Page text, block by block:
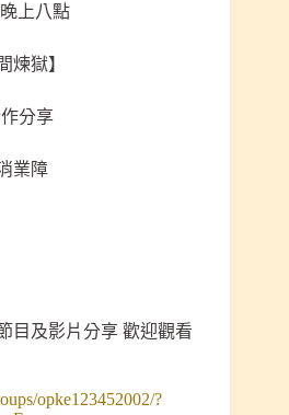
上八點
煉獄】
分享
業障
目及影片分享 歡迎觀看
opke123452002/?